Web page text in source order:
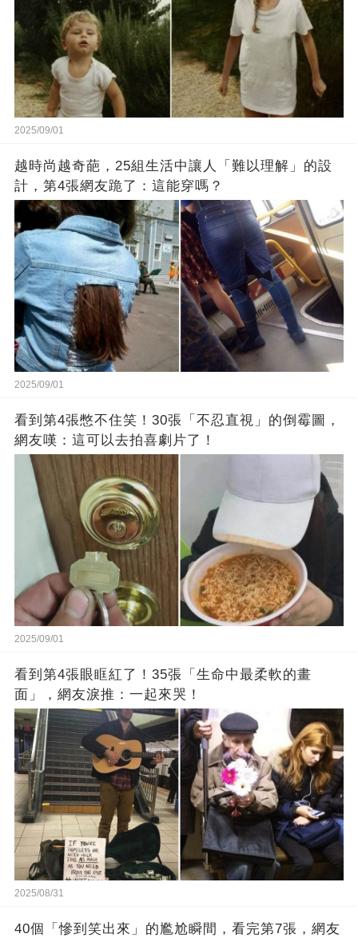
2025/09/01
越時尚越奇葩，25組生活中讓人「難以理解」的設
計，第4張網友跪了：這能穿嗎？
2025/09/01
看到第4張憋不住笑！30張「不忍直視」的倒霉圖，
網友嘆：這可以去拍喜劇片了！
2025/09/01
看到第4張眼眶紅了！35張「生命中最柔軟的畫
面」，網友淚推：一起來哭！
2025/08/31
40個「慘到笑出來」的尷尬瞬間，看完第7張，網友